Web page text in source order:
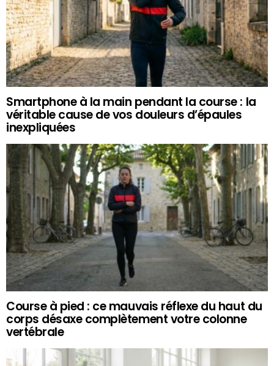
Smartphone à la main pendant la course : la
véritable cause de vos douleurs d’épaules
inexpliquées
Course à pied : ce mauvais réflexe du haut du
corps désaxe complètement votre colonne
vertébrale